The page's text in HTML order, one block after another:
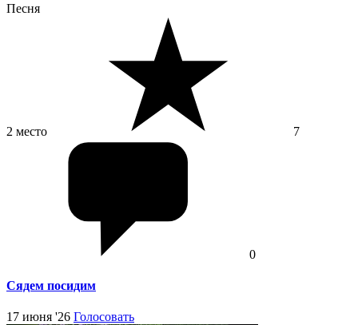
Песня
2 место 7
0
Сядем посидим
17 июня '26 Голосовать